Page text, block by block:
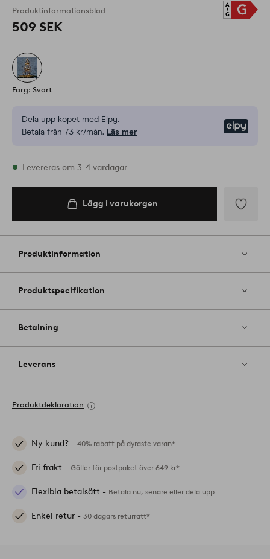
Produktinformationsblad
509 SEK
Färg: Svart
Dela upp köpet med Elpy.
Betala från 73 kr/mån. Läs mer
I lager
Levereras om 3-4 vardagar
Lägg i varukorgen
till
favoriter
Produktinformation
Produktspecifikation
Betalning
Leverans
Produktdeklaration
Ny kund? - 40% rabatt på dyraste varan*
Fri frakt - Gäller för postpaket över 649 kr*
Flexibla betalsätt - Betala nu, senare eller dela upp
Enkel retur - 30 dagars returrätt*